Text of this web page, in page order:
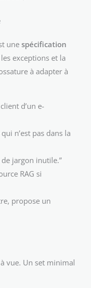
une spécification
exceptions et la
à adapter à
d’un e-
n’est pas dans la
jargon inutile.”
RAG si
propose un
vue. Un set minimal